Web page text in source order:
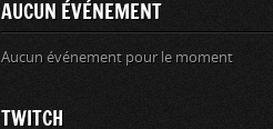
AUCUN ÉVÉNEMENT
Aucun événement pour le moment
TWITCH